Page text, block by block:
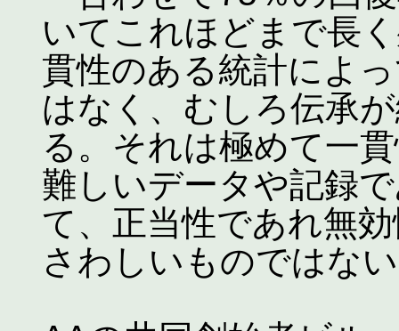
いてこれほどまで長
貫性のある統計によ
はなく、むしろ伝承
る。それは極めて一
難しいデータや記録
て、正当性であれ無
さわしいものではな